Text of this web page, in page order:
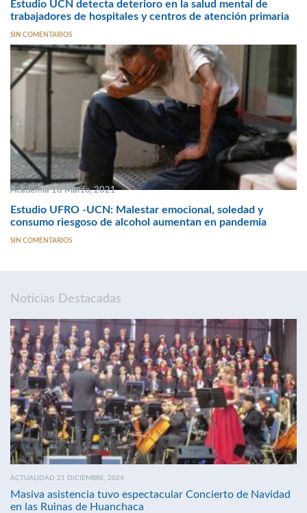
Estudio UCN detecta deterioro en la salud mental de
trabajadores de hospitales y centros de atención primaria
SIN COMENTARIOS
Academia 16 Marzo, 2021
Estudio UFRO -UCN: Malestar emocional, soledad y
consumo riesgoso de alcohol aumentan en pandemia
SIN COMENTARIOS
Noticias Destacadas
ACTUALIDAD 21 DICIEMBRE, 2024
Masiva asistencia tuvo espectacular Concierto de Navidad
en las Ruinas de Huanchaca